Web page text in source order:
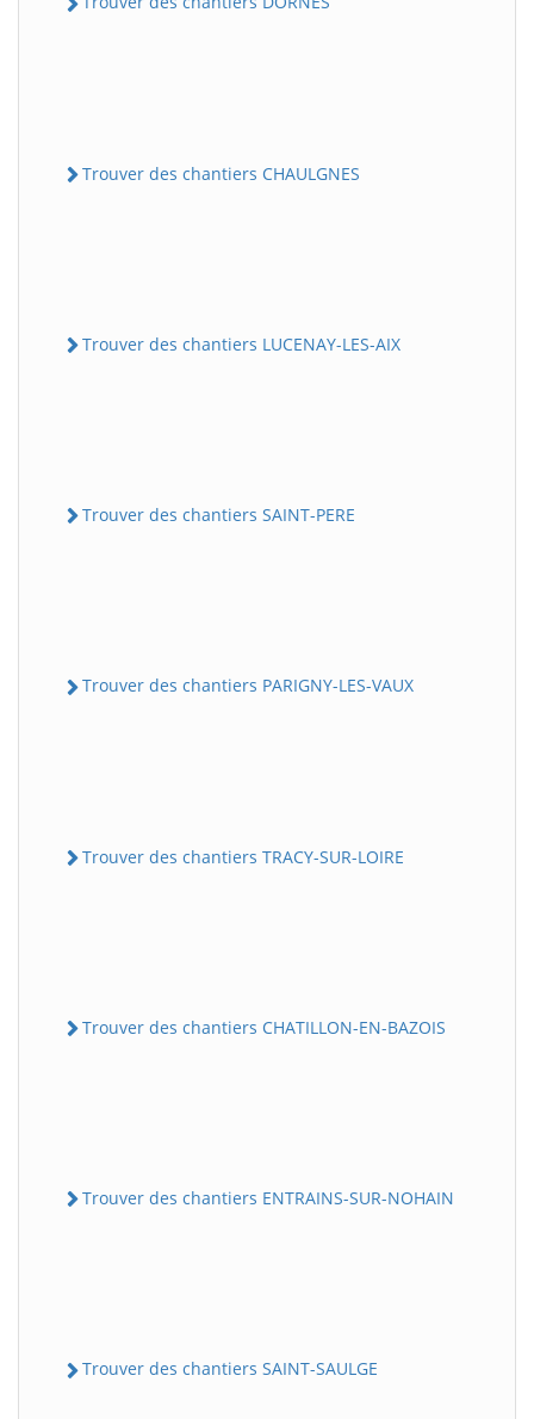
Trouver des chantiers CHAULGNES
Trouver des chantiers LUCENAY-LES-AIX
Trouver des chantiers SAINT-PERE
Trouver des chantiers PARIGNY-LES-VAUX
Trouver des chantiers TRACY-SUR-LOIRE
Trouver des chantiers CHATILLON-EN-BAZOIS
Trouver des chantiers ENTRAINS-SUR-NOHAIN
Trouver des chantiers SAINT-SAULGE